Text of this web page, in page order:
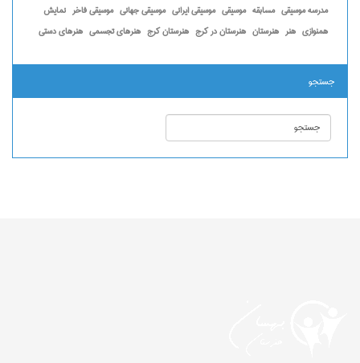
مدرسه موسیقی مسابقه موسیقی موسیقی ایرانی موسیقی جهانی موسیقی فاخر نمایش
همنوازی هنر هنرستان هنرستان در کرج هنرستان کرج هنرهای تجسمی هنرهای دستی
جستجو